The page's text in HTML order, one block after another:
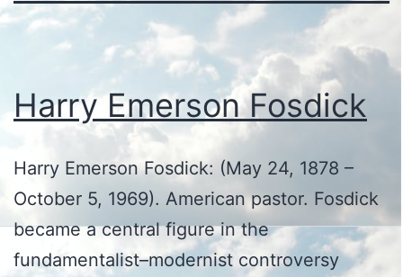
Harry Emerson Fosdick
Harry Emerson Fosdick: (May 24, 1878 –
October 5, 1969). American pastor. Fosdick
became a central figure in the
fundamentalist–modernist controversy